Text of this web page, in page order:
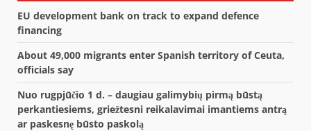
EU development bank on track to expand defence
financing
About 49,000 migrants enter Spanish territory of Ceuta,
officials say
Nuo rugpjūčio 1 d. – daugiau galimybių pirmą būstą
perkantiesiems, griežtesni reikalavimai imantiems antrą
ar paskesnę būsto paskolą